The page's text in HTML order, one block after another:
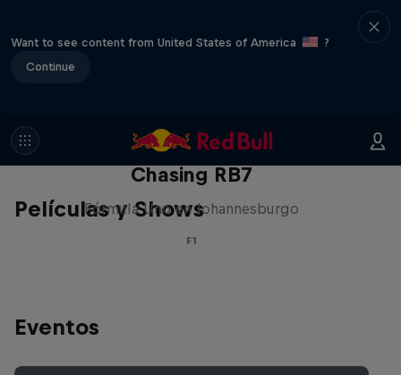
Want to see content from United States of America
?
Continue
Películas y Shows
Chasing RB7
Fórmula Uno en Johannesburgo
F1
Eventos